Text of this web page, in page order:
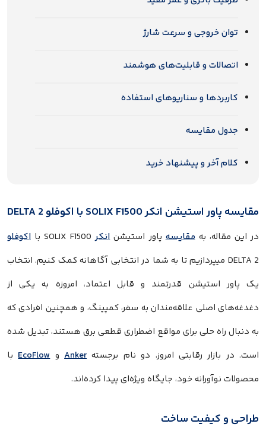
توان خروجی و سرعت شارژ
اتصالات و قابلیت‌های هوشمند
کاربردها و سناریوهای استفاده
جدول مقایسه
کلام آخر و پیشنهاد خرید
مقایسه پاور استیشن انکر SOLIX F1500 با اکوفلو DELTA 2
در این مقاله، بهمقایسهپاور استیشنانکرSOLIX F1500 با
اکوفلو
DELTA 2 میپردازیم تا به شما در انتخابی آگاهانه کمک کنیم. انتخاب
یک پاور استیشن قدرتمند و قابل اعتماد، امروزه به یکی از
دغدغه‌های اصلی علاقه‌مندان به سفر، کمپینگ، و همچنین افرادی که
به دنبال راه حلی برای مواقع اضطراری قطعی برق هستند، تبدیل شده
است. در بازار رقابتی امروز، دو نام برجستهAnkerوEcoFlowبا
محصولات نوآورانه خود، جایگاه ویژه‌ای پیدا کرده‌اند.
طراحی و کیفیت ساخت